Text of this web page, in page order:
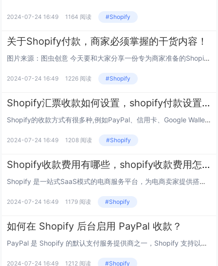
2024-07-24 16:49 1164 阅读 #Shopify
关于Shopify付款，商家必须掌握的干货内容！
图片来源：图虫创意 今天要和大家分享一份专为商家准备的Shopify收款秘籍。作为一位有志开拓电商市场的商家，掌握Shopify的付款方式和流程。不仅可以帮助商家顺利收款，还可以为顾客提供优质的付款体验。这个环节对于我们成功建设独立站非常...
2024-07-24 16:49 1226 阅读 #Shopify
Shopify汇票收款如何设置，shopify付款设置方式
Shopify的收款方式有很多种,例如PayPal、信用卡、Google Wallet、货到付款、汇票等，今天就来说说Shopify汇票收款如何设置，shopify付款设置方式。 使用手动付款方式 您可从 Shopify 后台支付服...
2024-07-24 16:49 1208 阅读 #Shopify
Shopify收款费用有哪些，shopify收款费用怎么算
Shopify 是一站式SaaS模式的电商服务平台，为电商卖家提供搭建网店的技术和模版，管理全渠道的营销、售卖、支付、物流等服务。下面一起看看Shopify收款费用有哪些，shopify收款费用怎么算？ shopify收款费用主要有三...
2024-07-24 16:49 1179 阅读 #Shopify
如何在 Shopify 后台启用 PayPal 收款？
PayPal 是 Shopify 的默认支付服务提供商之一，Shopify 支持以下 3 个 PayPal 付款集成：PayPal Express，PayPal Payflow Pro 以及 Venmo。 创建 Shopify 在线商店的...
2024-07-24 16:49 1212 阅读 #Shopify